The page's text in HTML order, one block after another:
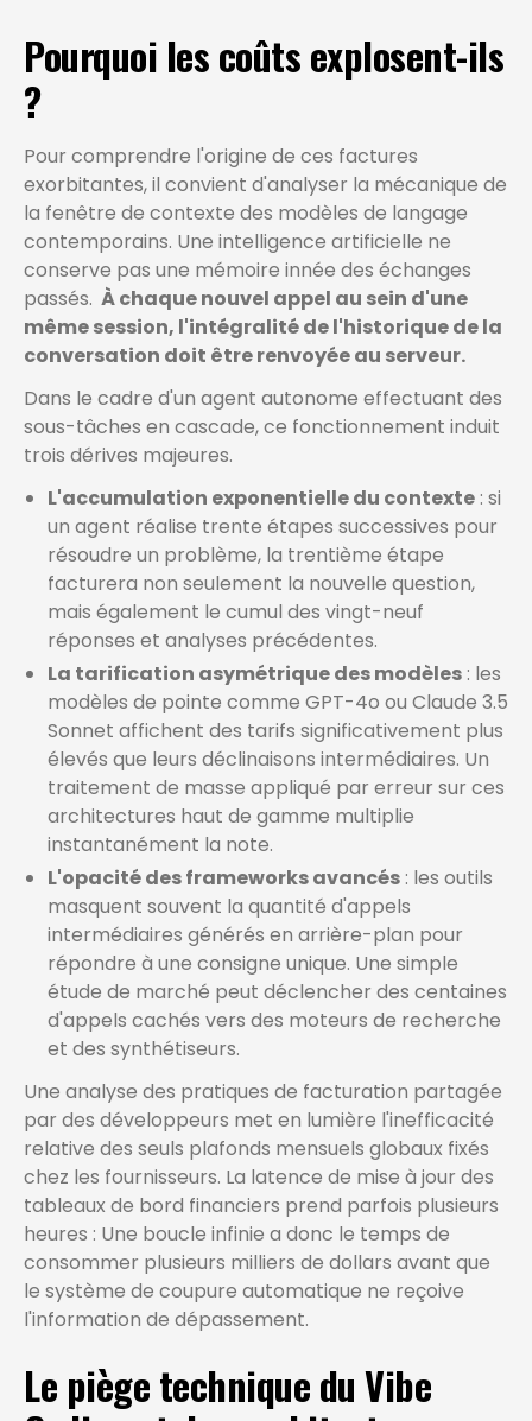
Pourquoi les coûts explosent-ils
?
Pour comprendre l'origine de ces factures
exorbitantes, il convient d'analyser la mécanique de
la fenêtre de contexte des modèles de langage
contemporains. Une intelligence artificielle ne
conserve pas une mémoire innée des échanges
passés. À chaque nouvel appel au sein d'une
même session, l'intégralité de l'historique de la
conversation doit être renvoyée au serveur.
Dans le cadre d'un agent autonome effectuant des
sous-tâches en cascade, ce fonctionnement induit
trois dérives majeures.
L'accumulation exponentielle du contexte : si
un agent réalise trente étapes successives pour
résoudre un problème, la trentième étape
facturera non seulement la nouvelle question,
mais également le cumul des vingt-neuf
réponses et analyses précédentes.
La tarification asymétrique des modèles : les
modèles de pointe comme GPT-4o ou Claude 3.5
Sonnet affichent des tarifs significativement plus
élevés que leurs déclinaisons intermédiaires. Un
traitement de masse appliqué par erreur sur ces
architectures haut de gamme multiplie
instantanément la note.
L'opacité des frameworks avancés : les outils
masquent souvent la quantité d'appels
intermédiaires générés en arrière-plan pour
répondre à une consigne unique. Une simple
étude de marché peut déclencher des centaines
d'appels cachés vers des moteurs de recherche
et des synthétiseurs.
Une analyse des pratiques de facturation partagée
par des développeurs met en lumière l'inefficacité
relative des seuls plafonds mensuels globaux fixés
chez les fournisseurs. La latence de mise à jour des
tableaux de bord financiers prend parfois plusieurs
heures : Une boucle infinie a donc le temps de
consommer plusieurs milliers de dollars avant que
le système de coupure automatique ne reçoive
l'information de dépassement.
Le piège technique du Vibe